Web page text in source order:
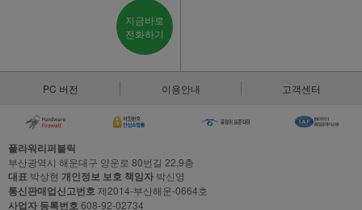
지금바로
전화하기
PC 버전 이용안내 고객센터
플라워리퍼블릭
부산광역시 해운대구 양운로 80번길 22,9층
대표 박상현 개인정보 보호 책임자 박신영
통신판매업신고번호 제2014-부산해운-0664호
사업자 등록번호 608-92-02734